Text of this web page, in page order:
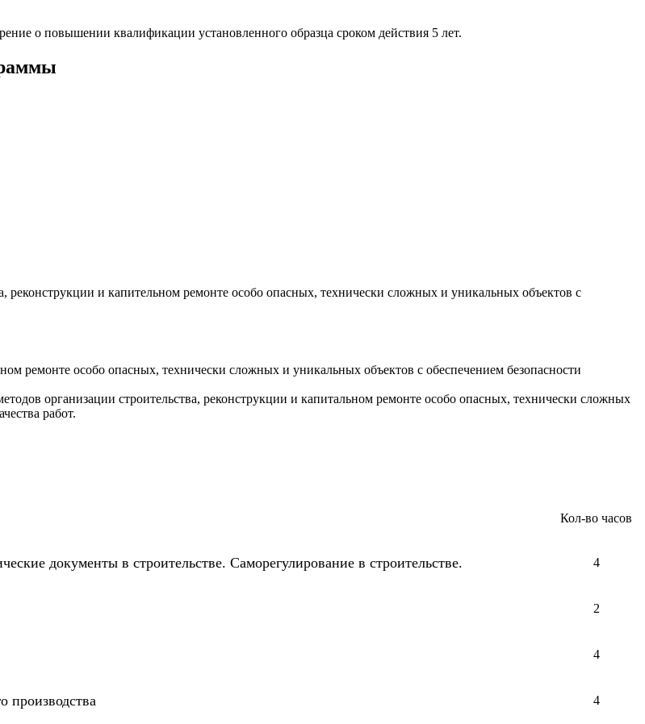
о повышении квалификации установленного образца сроком действия 5 лет.
реконструкции и капительном ремонте особо опасных, технически сложных и уникальных объектов с
ремонте особо опасных, технически сложных и уникальных объектов с обеспечением безопасности
организации строительства, реконструкции и капитальном ремонте особо опасных, технически сложных
работ.
Кол-во часов
документы в строительстве. Саморегулирование в строительстве. 4
2
4
производства 4